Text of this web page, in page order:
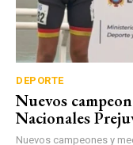
DEPORTE
Nuevos
Nacionales
Nuevos campeones y